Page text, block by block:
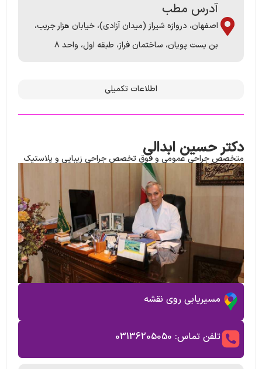
آدرس مطب
اصفهان، دروازه شیراز (میدان آزادی)، خیابان هزار جریب،
بن بست پویان، ساختمان فراز، طبقه اول، واحد ۸
اطلاعات تکمیلی
دکتر حسین ابدالی
متخصص جراحی عمومی و فوق تخصص جراحی زیبایی و پلاستیک
مسیریابی روی نقشه
تلفن تماس: 03136205050